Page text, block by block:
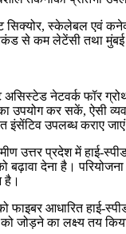
सिक्योर, स्केलेबल एवं
से कम लेटेंसी तथा
असिस्टेड नेटवर्क फॉर
उपयोग कर सकें, ऐसी
इंसेंटिव उपलब्ध कराए
उत्तर प्रदेश में हाई-
को बढ़ावा देना है।
है।
आधारित हाई-
जोड़ने का लक्ष्य तय